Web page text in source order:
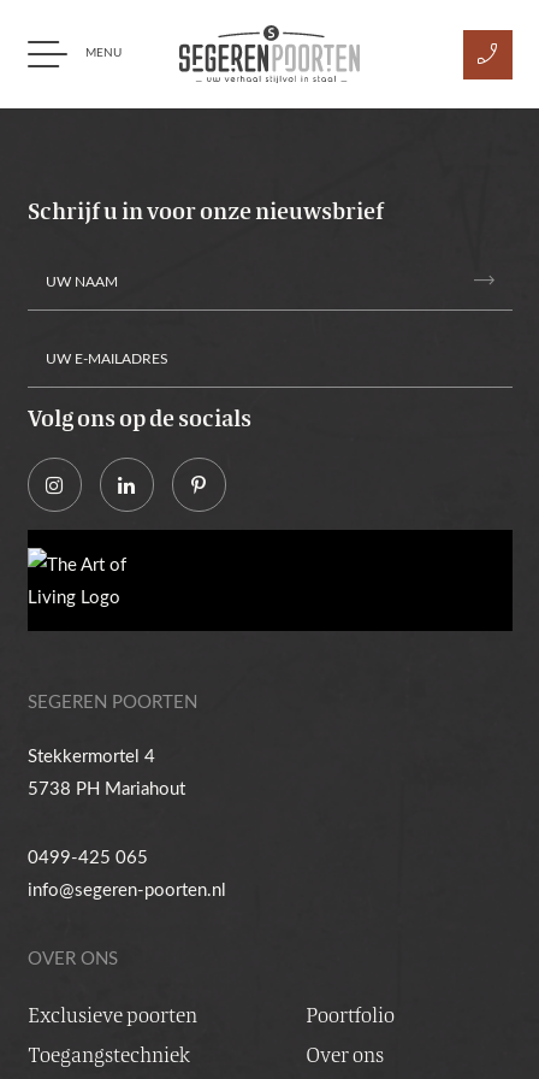
Ga naar content
MENU phone_enabled
Schrijf u in voor onze nieuwsbrief
trending_flat
Alternative:
Volg ons op de socials
SEGEREN POORTEN
Stekkermortel 4
5738 PH Mariahout
0499-425 065
info@segeren-poorten.nl
OVER ONS
Exclusieve poorten
Toegangstechniek
Poortfolio
Over ons